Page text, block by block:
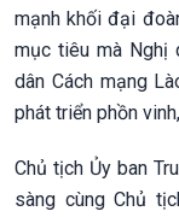
mạnh khối đại
mục tiêu mà Nghị
dân Cách mạng
phát triển phồn
Chủ tịch Ủy ban
sàng cùng Chủ